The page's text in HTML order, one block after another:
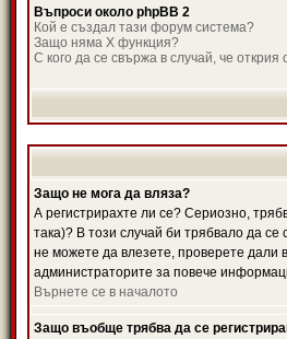
Въпроси около phpBB 2
Кой е създал тази форум система?
Защо няма X функция?
С кого да се свържа в случай, че
Защо не мога да вляза?
А регистрирахте ли се? Сериозно,
така)? В този случай би трябвало да се
не можете да влезете, проверете дали
администраторите за повече
Върнете се в началото
Защо въобще трябва да се